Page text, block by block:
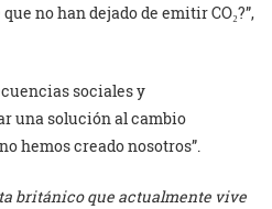
no han dejado de emitir CO₂?”,
sociales y
una solución al cambio
hemos creado nosotros”.
británico que actualmente vive